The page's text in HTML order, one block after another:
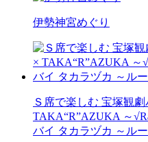
伊勢神宮めぐり
Ｓ席で楽しむ 宝塚観
TAKA“R”AZUKA ～
バイ タカラヅカ ～ル